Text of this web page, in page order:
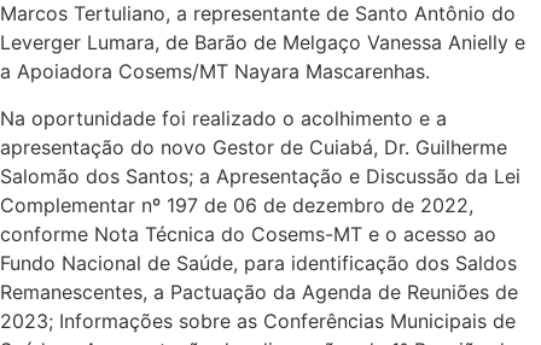
Marcos Tertuliano, a representante de Santo Antônio do
Leverger Lumara, de Barão de Melgaço Vanessa Anielly e
a Apoiadora Cosems/MT Nayara Mascarenhas.
Na oportunidade foi realizado o acolhimento e a
apresentação do novo Gestor de Cuiabá, Dr. Guilherme
Salomão dos Santos; a Apresentação e Discussão da Lei
Complementar nº 197 de 06 de dezembro de 2022,
conforme Nota Técnica do Cosems-MT e o acesso ao
Fundo Nacional de Saúde, para identificação dos Saldos
Remanescentes, a Pactuação da Agenda de Reuniões de
2023; Informações sobre as Conferências Municipais de